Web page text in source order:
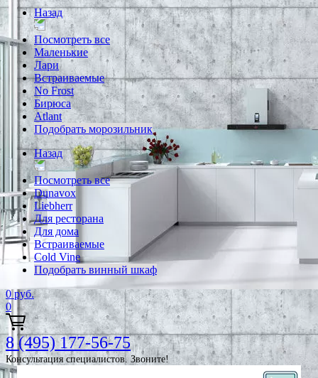
Назад
Посмотреть все
Маленькие
Лари
Встраиваемые
No Frost
Бирюса
Atlant
Подобрать морозильник
Назад
Посмотреть все
Dunavox
Liebherr
Для ресторана
Для дома
Встраиваемые
Cold Vine
Подобрать винный шкаф
0 руб.
0
8 (495) 177-56-75
Консультация специалистов. Звоните!